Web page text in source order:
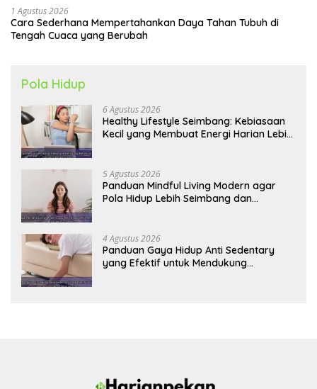
1 Agustus 2026
Cara Sederhana Mempertahankan Daya Tahan Tubuh di
Tengah Cuaca yang Berubah
Pola Hidup
6 Agustus 2026
Healthy Lifestyle Seimbang: Kebiasaan
Kecil yang Membuat Energi Harian Lebih
5 Agustus 2026
Panduan Mindful Living Modern agar
Pola Hidup Lebih Seimbang dan
4 Agustus 2026
Panduan Gaya Hidup Anti Sedentary
yang Efektif untuk Mendukung